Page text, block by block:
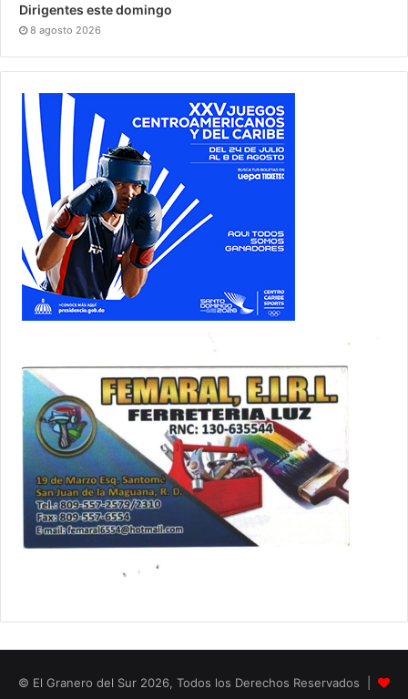
Dirigentes este domingo
8 agosto 2026
© El Granero del Sur 2026, Todos los Derechos Reservados |